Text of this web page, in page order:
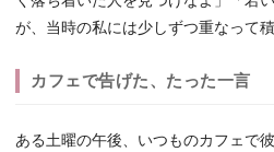
が、当時の私には少しずつ重なって
カフェで告げた、たった一言
ある土曜の午後、いつものカフェで